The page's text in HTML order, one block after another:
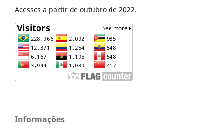
Acessos a partir de outubro de 2022.
Informações